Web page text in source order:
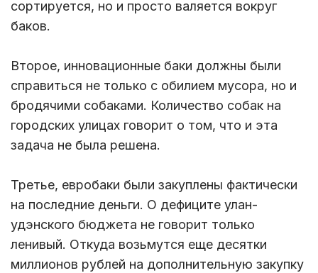
сортируется, но и просто валяется вокруг
баков.
Второе, инновационные баки должны были
справиться не только с обилием мусора, но и
бродячими собаками. Количество собак на
городских улицах говорит о том, что и эта
задача не была решена.
Третье, евробаки были закуплены фактически
на последние деньги. О дефиците улан-
удэнского бюджета не говорит только
ленивый. Откуда возьмутся еще десятки
миллионов рублей на дополнительную закупку